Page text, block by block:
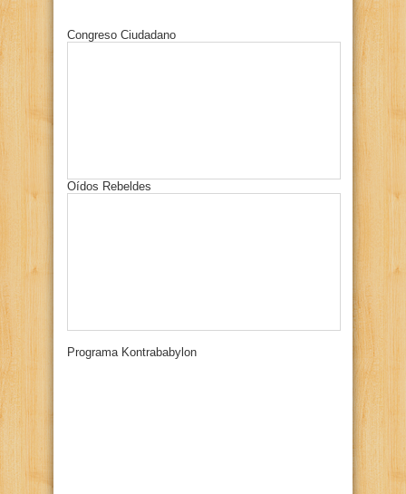
Congreso Ciudadano
Oídos Rebeldes
Programa Kontrababylon